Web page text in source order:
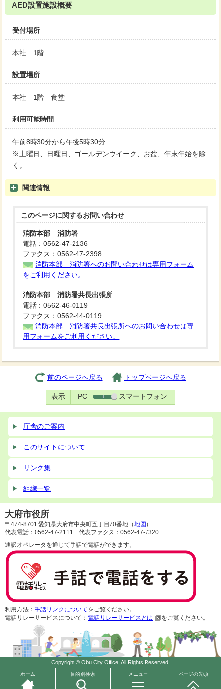
AED設置施設概要
受付場所
本社 1階
設置場所
本社 1階 食堂
利用可能時間
午前8時30分から午後5時30分
※土曜日、日曜日、ゴールデンウイーク、お盆、年末年始を除
く。
関連情報
このページに関するお問い合わせ
消防本部 消防署
電話：0562-47-2136
ファクス：0562-47-2398
消防本部 消防署へのお問い合わせは専用フォーム
をご利用ください。
消防本部 消防署共長出張所
電話：0562-46-0119
ファクス：0562-44-0119
消防本部 消防署共長出張所へのお問い合わせは専
用フォームをご利用ください。
前のページへ戻る トップページへ戻る
表示 PC スマートフォン
ホーム 目的別検索 メニュー ページの先頭
庁舎のご案内
このサイトについて
リンク集
組織一覧
大府市役所
〒474-8701 愛知県大府市中央町五丁目70番地（地図 ）
代表電話：0562-47-2111 代表ファクス：0562-47-7320
通訳オペレータを通じて手話で電話ができます。
利用方法： 手話リンクについてをご覧ください。
電話リレーサービスについて： 電話リレーサービスとは をご覧ください。
Copyright © Obu City Office, All Rights Reserved.